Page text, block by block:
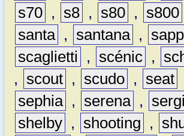
s70 , s8 , s80 , s800
santa , santana ,
scaglietti
, scénic ,
,
scout , scudo , seat
sephia , serena ,
shelby , shooting ,